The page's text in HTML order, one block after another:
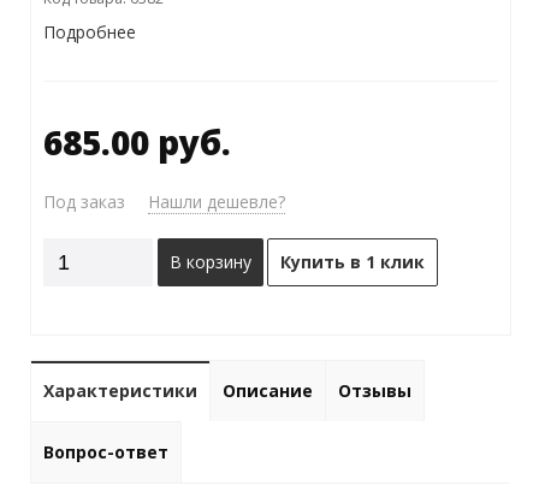
Подробнее
685.00 руб.
Под заказ Нашли дешевле?
В корзину Купить в 1 клик
Характеристики Описание Отзывы
Вопрос-ответ